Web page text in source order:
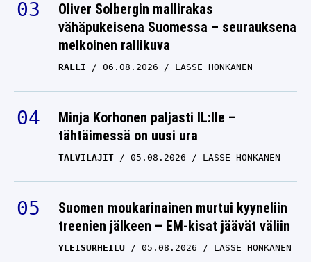
Oliver Solbergin mallirakas
vähäpukeisena Suomessa – seurauksena
melkoinen rallikuva
RALLI 06.08.2026 LASSE HONKANEN
Minja Korhonen paljasti IL:lle –
tähtäimessä on uusi ura
TALVILAJIT 05.08.2026 LASSE HONKANEN
Suomen moukarinainen murtui kyyneliin
treenien jälkeen – EM-kisat jäävät väliin
YLEISURHEILU 05.08.2026 LASSE HONKANEN